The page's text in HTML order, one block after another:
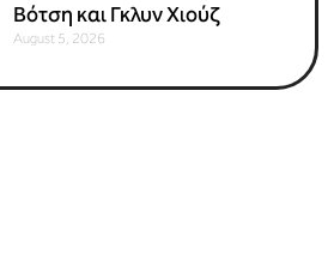
Βότση και Γκλυν Χιούζ
August 5, 2026